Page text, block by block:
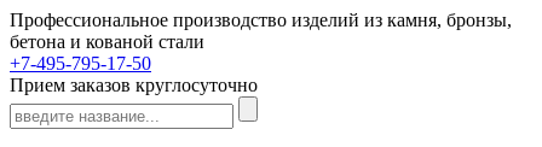
Профессиональное производство изделий из камня, бронзы,
бетона и кованой стали
+7-495-795-17-50
Прием заказов круглосуточно